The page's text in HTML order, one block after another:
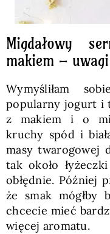
Migdałowy
makiem – uwagi
Wymyśliłam
popularny jogurt i
z makiem i o
kruchy spód i
masy twarogowej
tak około
obłędnie. Później
że smak mógłby
chcecie mieć
więcej aromatu.